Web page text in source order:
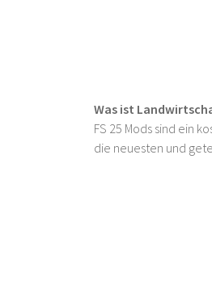
Was ist
FS 25 Mods sind ein
die neuesten und